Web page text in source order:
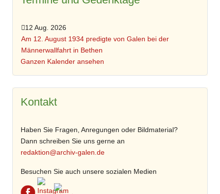
12 Aug. 2026
Am 12. August 1934 predigte von Galen bei der
Männerwallfahrt in Bethen
Ganzen Kalender ansehen
Kontakt
Haben Sie Fragen, Anregungen oder Bildmaterial?
Dann schreiben Sie uns gerne an
redaktion@archiv-galen.de
Besuchen Sie auch unsere sozialen Medien